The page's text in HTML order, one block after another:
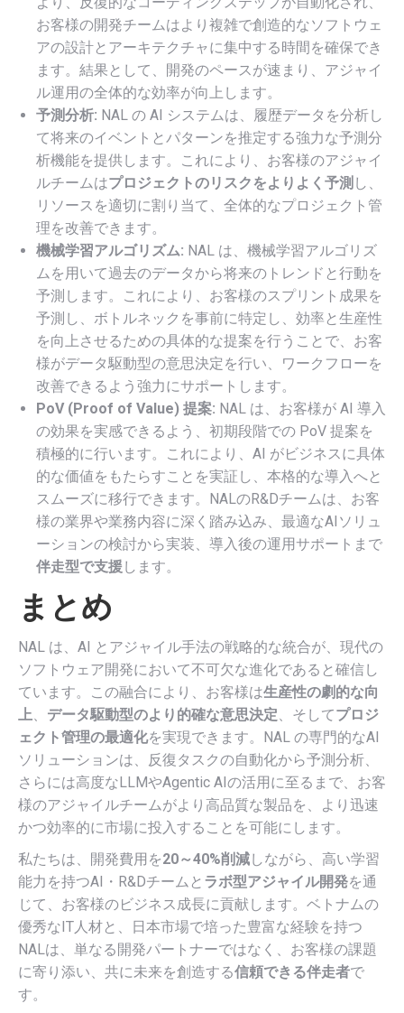
お客様の開発チームはより複雑で創造的なソフトウェ
アの設計とアーキテクチャに集中する時間を確保でき
ます。結果として、開発のペースが速まり、アジャイ
ル運用の全体的な効率が向上します。
予測分析: NAL の AI システムは、履歴データを分析し
て将来のイベントとパターンを推定する強力な予測分
析機能を提供します。これにより、お客様のアジャイ
ルチームはプロジェクトのリスクをよりよく予測 し、
リソースを適切に割り当て、全体的なプロジェクト管
理を改善できます。
機械学習アルゴリズム: NAL は、機械学習アルゴリズ
ムを用いて過去のデータから将来のトレンドと行動を
予測します。これにより、お客様のスプリント成果を
予測し、ボトルネックを事前に特定し、効率と生産性
を向上させるための具体的な提案を行うことで、お客
様がデータ駆動型の意思決定を行い、ワークフローを
改善できるよう強力にサポートします。
PoV (Proof of Value) 提案: NAL は、お客様が AI 導入
の効果を実感できるよう、初期段階での PoV 提案を
積極的に行います。これにより、AI がビジネスに具体
的な価値をもたらすことを実証し、本格的な導入へと
スムーズに移行できます。NALのR&Dチームは、お客
様の業界や業務内容に深く踏み込み、最適なAIソリュ
ーションの検討から実装、導入後の運用サポートまで
伴走型で支援します。
まとめ
NAL は、AI とアジャイル手法の戦略的な統合が、現代の
ソフトウェア開発において不可欠な進化であると確信し
ています。この融合により、お客様は生産性の劇的な向
上、 データ駆動型のより的確な意思決定、そしてプロジ
ェクト管理の最適化を実現できます。NAL の専門的なAI
ソリューションは、反復タスクの自動化から予測分析、
さらには高度なLLMやAgentic AIの活用に至るまで、お客
様のアジャイルチームがより高品質な製品を、より迅速
かつ効率的に市場に投入することを可能にします。
私たちは、開発費用を20～40%削減しながら、高い学習
能力を持つAI・R&Dチームと ラボ型アジャイル開発を通
じて、お客様のビジネス成長に貢献します。ベトナムの
優秀なIT人材と、日本市場で培った豊富な経験を持つ
NALは、単なる開発パートナーではなく、お客様の課題
に寄り添い、共に未来を創造する信頼できる伴走者で
す。